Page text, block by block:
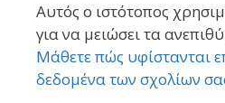
Αυτός ο ιστότοπος
για να μειώσει τα
Μάθετε πώς υφίστανται
δεδομένα των σχολίων